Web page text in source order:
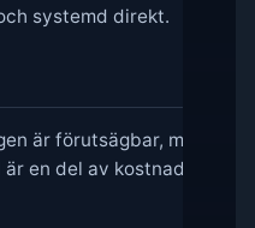
systemd direkt.
är förutsägbar, men
en del av kostnaden.